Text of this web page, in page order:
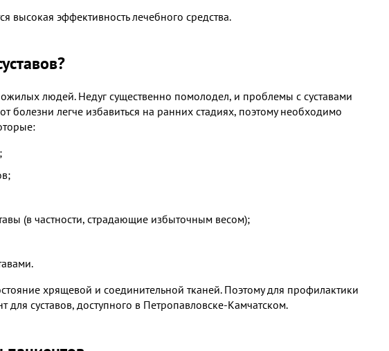
высокая эффективность лечебного средства.
людей. Недуг существенно помолодел, и проблемы с суставами
болезни легче избавиться на ранних стадиях, поэтому необходимо
(в частности, страдающие избыточным весом);
хрящевой и соединительной тканей. Поэтому для профилактики
для суставов, доступного в Петропавловске-Камчатском.